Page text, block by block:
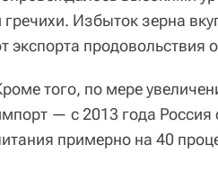
гречихи. Избыток зерна
экспорта
того, по мере
— с 2013 года Россия
примерно на 40